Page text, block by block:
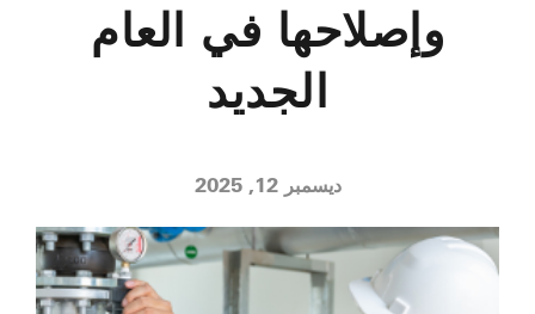
وإصلاحها في العام
الجديد
ديسمبر 12, 2025